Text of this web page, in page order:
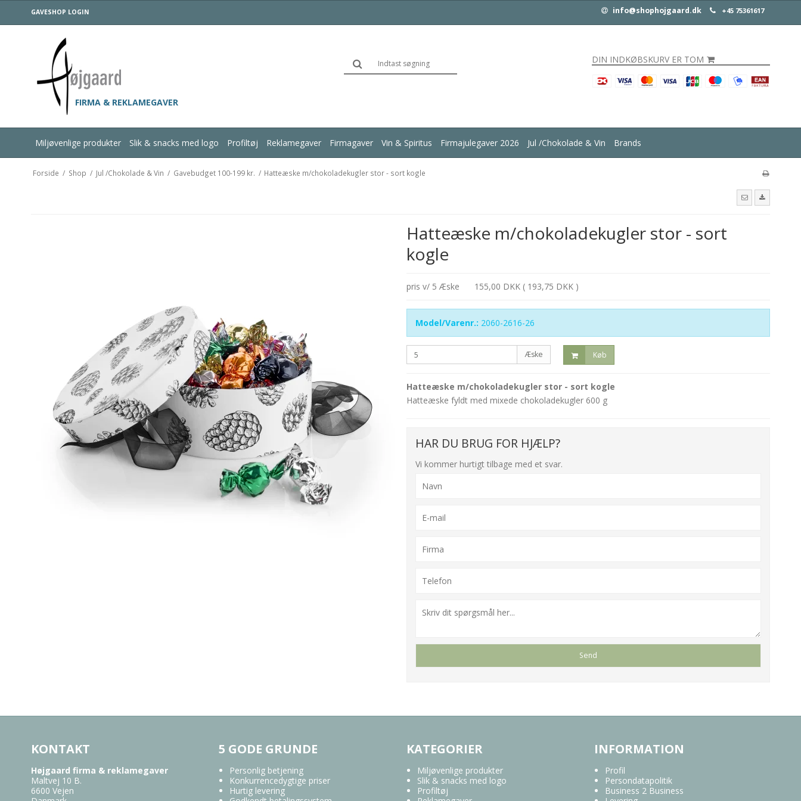
GAVESHOP LOGIN info@shophojgaard.dk +45 75361617
FIRMA & REKLAMEGAVER
DIN INDKØBSKURV ER TOM
Miljøvenlige produkter Slik & snacks med logo Profiltøj Reklamegaver Firmagaver Vin & Spiritus Firmajulegaver 2026 Jul /Chokolade & Vin Brands
Forside / Shop / Jul /Chokolade & Vin / Gavebudget 100-199 kr. / Hatteæske m/chokoladekugler stor - sort kogle
Hatteæske m/chokoladekugler stor - sort
kogle
pris v/ 5 Æske 155,00 DKK ( 193,75 DKK )
Model/Varenr.: 2060-2616-26
Æske Køb
Hatteæske m/chokoladekugler stor - sort kogle
Hatteæske fyldt med mixede chokoladekugler 600 g
HAR DU BRUG FOR HJÆLP?
Vi kommer hurtigt tilbage med et svar.
KONTAKT
Højgaard firma & reklamegaver
Maltvej 10 B.
6600 Vejen
5 GODE GRUNDE
Personlig betjening
Konkurrencedygtige priser
Hurtig levering
KATEGORIER
Miljøvenlige produkter
Slik & snacks med logo
Profiltøj
INFORMATION
Profil
Persondatapolitik
Business 2 Business